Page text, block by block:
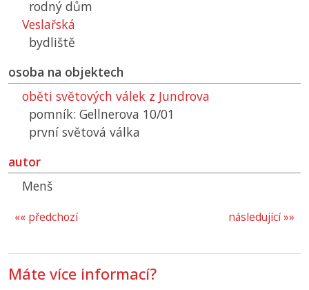
rodný dům
Veslařská
bydliště
osoba na objektech
oběti světových válek z Jundrova
pomník: Gellnerova 10/01
první světová válka
autor
Menš
následující »»
«« předchozí
Máte více informací?